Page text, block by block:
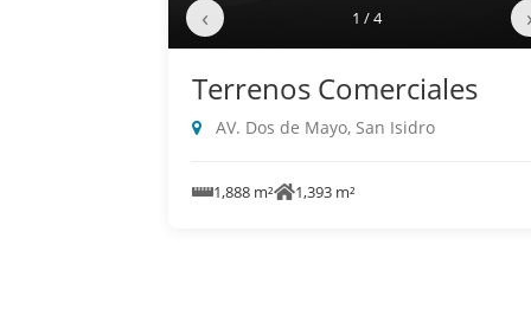
‹ 1 / 4
Terrenos Comerciales
AV. Dos de Mayo, San Isidro
1,888 m² 1,393 m²